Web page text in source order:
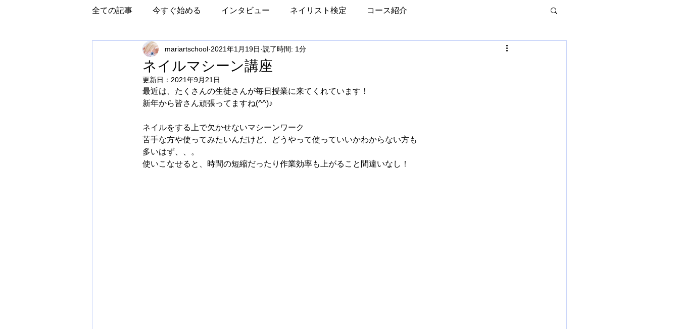
全ての記事 今すぐ始める インタビュー ネイリスト検定 コース紹介
ネイルマシーン講座
mariartschool 2021年1月19日 読了時間: 1分
更新日： 2021年9月21日
最近は、たくさんの生徒さんが毎日授業に来てくれています！
新年から皆さん頑張ってますね(^^)♪
ネイルをする上で欠かせないマシーンワーク
苦手な方や使ってみたいんだけど、どうやって使っていいかわからない方も
多いはず、、。
使いこなせると、時間の短縮だったり作業効率も上がること間違いなし！